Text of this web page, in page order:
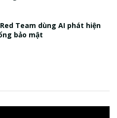
Team dùng AI phát hiện
bảo mật